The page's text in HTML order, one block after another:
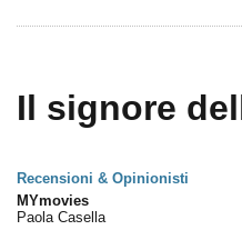
Il signore
Recensioni & Opinionisti
MYmovies
Paola Casella